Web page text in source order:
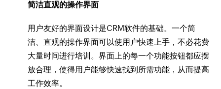
简洁直观的操作界面
用户友好的界面设计是CRM软件的基础。一个简
洁、直观的操作界面可以使用户快速上手，不必花费
大量时间进行培训。界面上的每一个功能按钮都应摆
放合理，使得用户能够快速找到所需功能，从而提高
工作效率。